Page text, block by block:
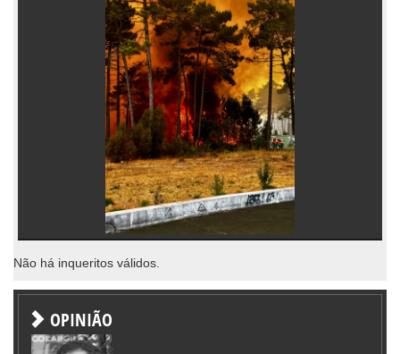
Não há inqueritos válidos.
OPINIÃO